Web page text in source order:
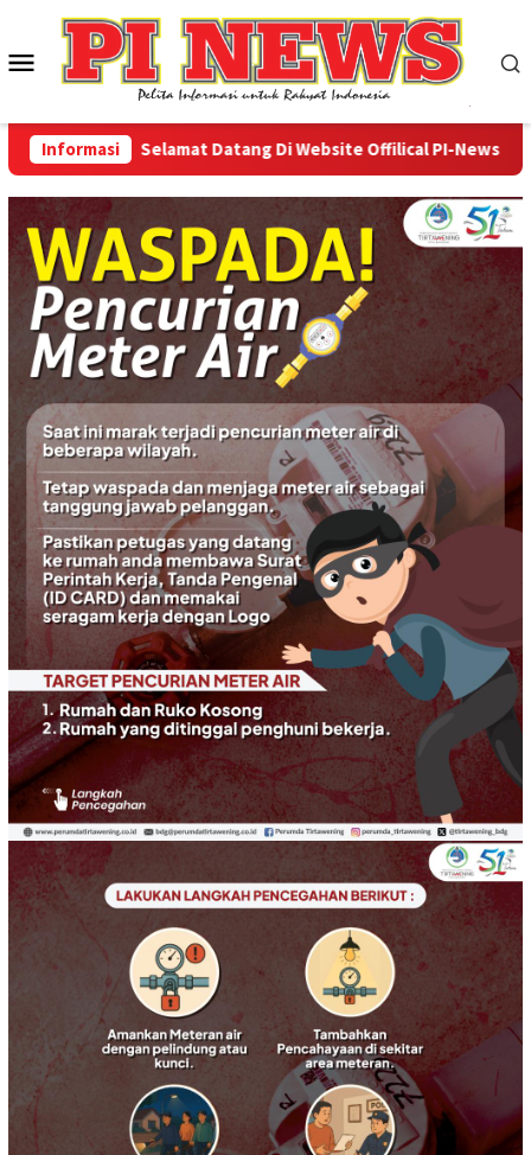
konten
Menu
Mobile
InformasiSelamat Datang Di Website Offilical PI-News